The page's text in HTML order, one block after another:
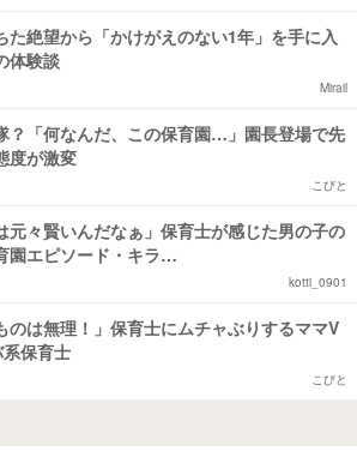
た絶望から「かけがえのない1年」を手に入
体験談
Mirail
？「何なんだ、この保育園…」園長登場で先
度が激変
こびと
元々賢いんだなぁ」保育士が感じた男の子の
園エピソード・キラ…
kotti_0901
のは無理！」保育士にムチャぶりするママV
保育士
こびと